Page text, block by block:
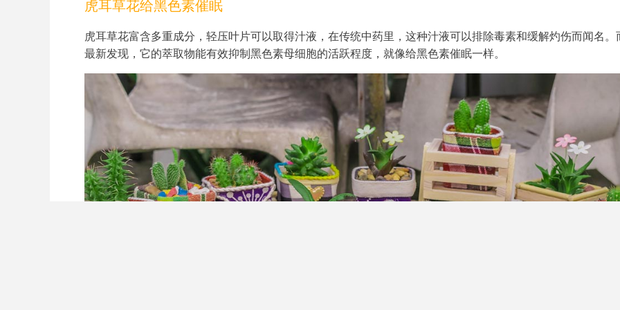
虎耳草花给黑色素催眠
虎耳草花富含多重成分，轻压叶片可以取得汁液，在传统中药里，这种汁液可以排除毒素和缓解灼伤而闻名。
最新发现，它的萃取物能有效抑制黑色素母细胞的活跃程度，就像给黑色素催眠一样。